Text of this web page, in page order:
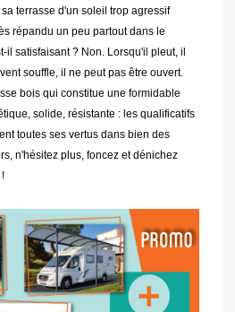
terrasse d'un soleil trop agressif
répandu un peu partout dans le
il satisfaisant ? Non. Lorsqu'il pleut, il
souffle, il ne peut pas être ouvert.
bois qui constitue une formidable
solide, résistante : les qualificatifs
toutes ses vertus dans bien des
n'hésitez plus, foncez et dénichez